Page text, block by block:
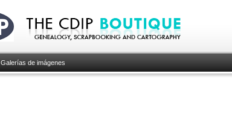
Galerías de imágenes